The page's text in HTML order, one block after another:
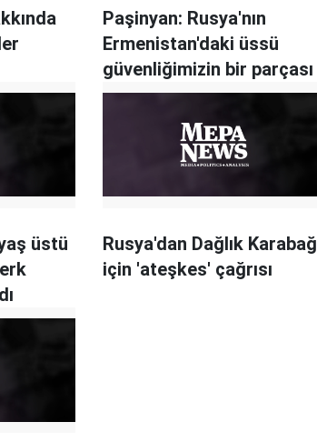
Paşinyan: Rusya'nın
Ermenistan'daki üssü
güvenliğimizin bir parçası
üstü
Rusya'dan Dağlık Karabağ
için 'ateşkes' çağrısı